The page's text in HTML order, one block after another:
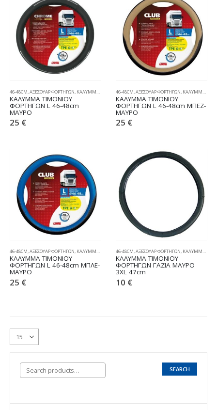
46-48CM ΑΞΕΣΟΥΑΡ ΦΟΡΤΗΓΩΝ ΚΑΛΥΜΜΑΤΑ ΤΙΜΟΝΙΟΥ
ΚΑΛΥΜΜΑ ΤΙΜΟΝΙΟΥ
ΦΟΡΤΗΓΩΝ L 46-48cm
ΜΑΥΡΟ
25 €
46-48CM ΑΞΕΣΟΥΑΡ ΦΟΡΤΗΓΩΝ ΚΑΛΥΜΜΑΤΑ ΤΙΜΟΝΙΟΥ
ΚΑΛΥΜΜΑ ΤΙΜΟΝΙΟΥ
ΦΟΡΤΗΓΩΝ L 46-48cm ΜΠΕΖ-
ΜΑΥΡΟ
25 €
46-48CM,ΑΞΕΣΟΥΑΡ ΦΟΡΤΗΓΩΝ, ΚΑΛΥΜΜΑΤΑ ΤΙΜΟΝΙΟΥ
ΚΑΛΥΜΜΑ ΤΙΜΟΝΙΟΥ
ΦΟΡΤΗΓΩΝ L 46-48cm ΜΠΛΕ-
ΜΑΥΡΟ
25 €
46-48CM,ΑΞΕΣΟΥΑΡ ΦΟΡΤΗΓΩΝ, ΚΑΛΥΜΜΑΤΑ ΤΙΜΟΝΙΟΥ
ΚΑΛΥΜΜΑ ΤΙΜΟΝΙΟΥ
ΦΟΡΤΗΓΩΝ ΓΑΖΙΑ ΜΑΥΡΟ
3XL 47cm
10 €
SEARCH